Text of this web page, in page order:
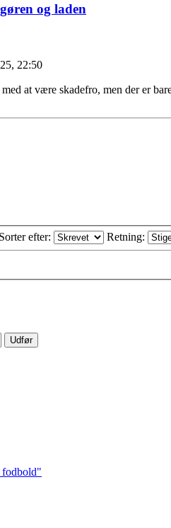
og laden
22:50
med at være skadefro, men der er
Sorter efter: Retning:
fodbold"